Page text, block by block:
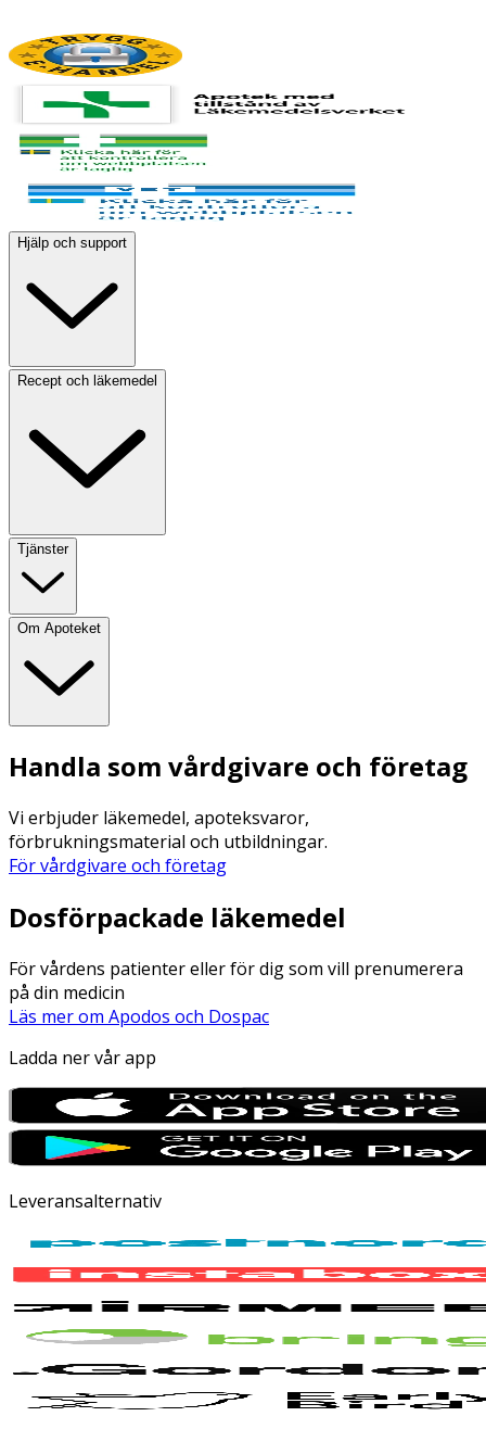
Hjälp och support
Recept och läkemedel
Tjänster
Om Apoteket
Handla som vårdgivare och företag
Vi erbjuder läkemedel, apoteksvaror,
förbrukningsmaterial och utbildningar.
För vårdgivare och företag
Dosförpackade läkemedel
För vårdens patienter eller för dig som vill prenumerera
på din medicin
Läs mer om Apodos och Dospac
Ladda ner vår app
Leveransalternativ